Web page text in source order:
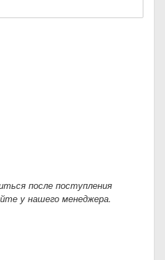
после поступления
у нашего менеджера.